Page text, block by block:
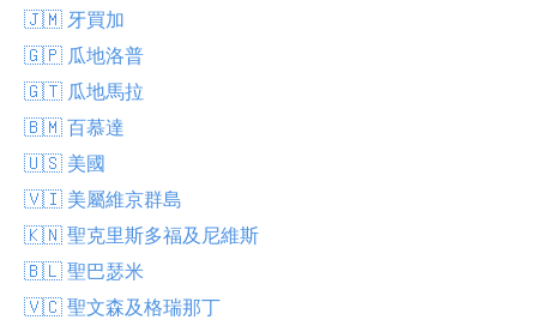
🇯🇲 牙買加
🇬🇵 瓜地洛普
🇬🇹 瓜地馬拉
🇧🇲 百慕達
🇺🇸 美國
🇻🇮 美屬維京群島
🇰🇳 聖克里斯多福及尼維斯
🇧🇱 聖巴瑟米
🇻🇨 聖文森及格瑞那丁